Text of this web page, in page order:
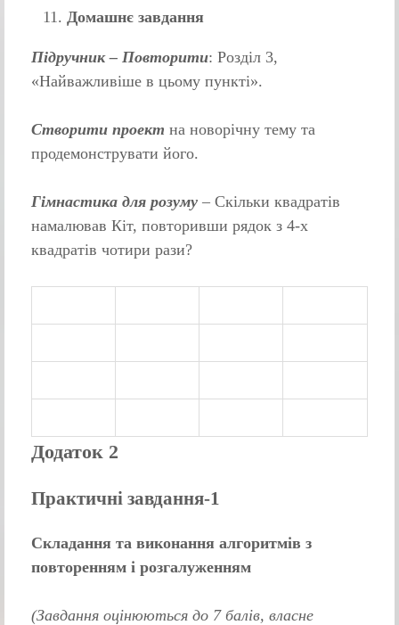
Домашнє завдання
Підручник – Повторити: Розділ 3,
«Найважливіше в цьому пункті».
Створити проект на новорічну тему та
продемонструвати його.
Гімнастика для розуму – Скільки квадратів
намалював Кіт, повторивши рядок з 4-х
квадратів чотири рази?
Додаток 2
Практичні завдання-1
Складання та виконання алгоритмів з
повторенням і розгалуженням
(Завдання оцінюються до 7 балів, власне